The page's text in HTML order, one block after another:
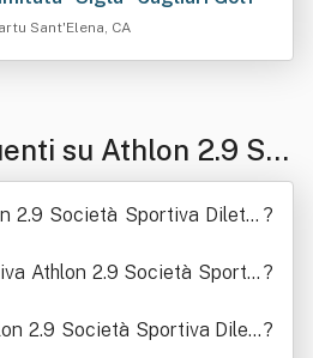
Sant'Elena, CA
su Athlon 2.9 So
A Respo
2.9 Società Sportiva Diletta ?
Athlon 2.9 Società Sportiv ?
2.9 Società Sportiva Dilett?